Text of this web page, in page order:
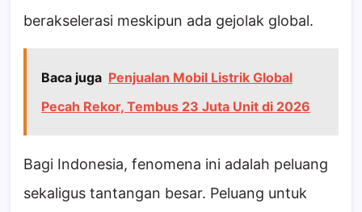
berakselerasi meskipun ada gejolak global.
Baca juga Penjualan Mobil Listrik Global
Pecah Rekor, Tembus 23 Juta Unit di 2026
Bagi Indonesia, fenomena ini adalah peluang
sekaligus tantangan besar. Peluang untuk